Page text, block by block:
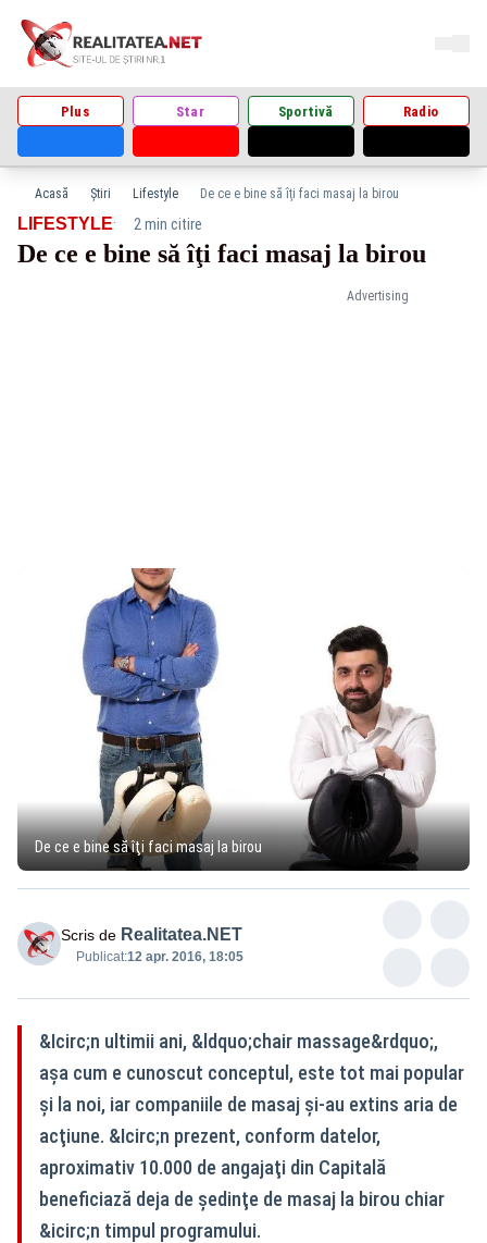
Plus Star Sportivă Radio
Acasă Știri Lifestyle De ce e bine să îţi faci masaj la birou
Advertising
LIFESTYLE· 2 min citire
De ce e bine să îţi faci masaj la birou
De ce e bine să îţi faci masaj la birou
Scris de Realitatea.NET
Publicat:12 apr. 2016, 18:05
&Icirc;n ultimii ani, &ldquo;chair massage&rdquo;,
aşa cum e cunoscut conceptul, este tot mai popular
şi la noi, iar companiile de masaj şi-au extins aria de
acţiune. &Icirc;n prezent, conform datelor,
aproximativ 10.000 de angajaţi din Capitală
beneficiază deja de şedinţe de masaj la birou chiar
&icirc;n timpul programului.